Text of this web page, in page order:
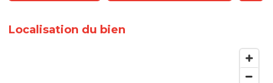
Localisation du bien